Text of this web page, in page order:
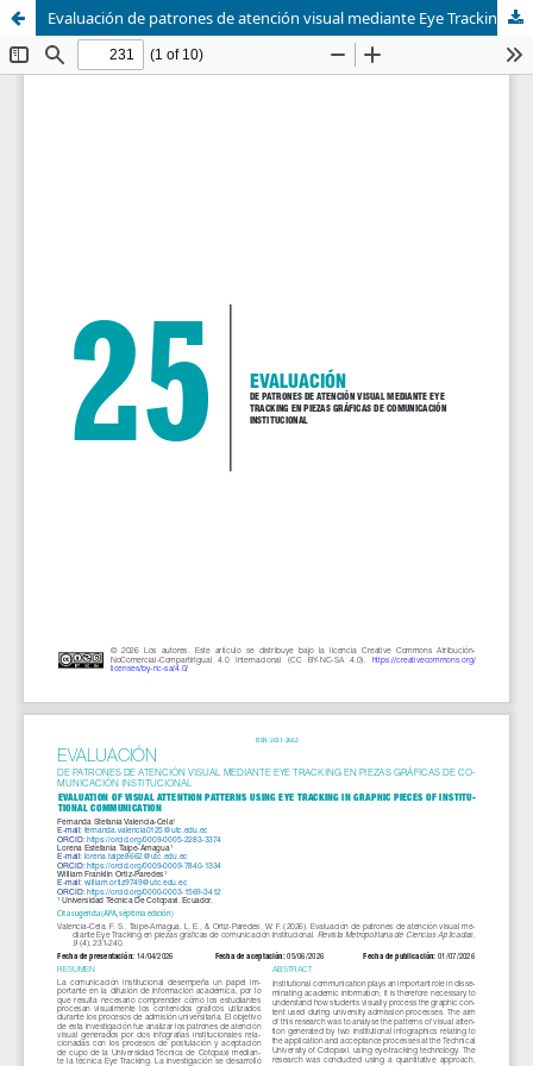
Evaluación de patrones de atención visual mediante Eye Tracking en piezas gráficas de comunicación institucional